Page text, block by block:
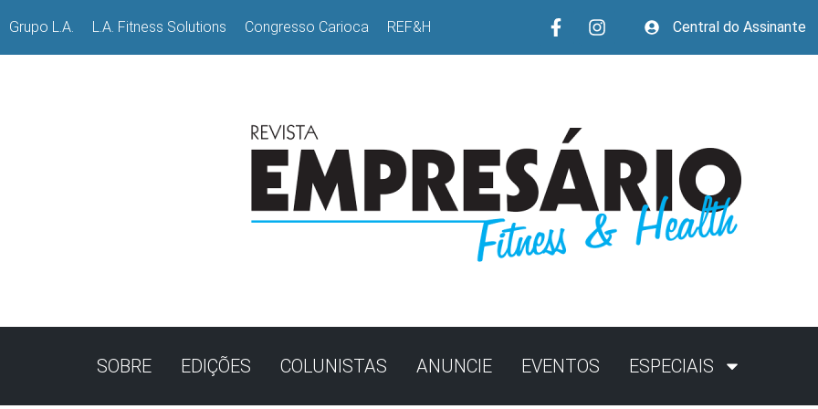
Grupo L.A. L.A. Fitness Solutions Congresso Carioca REF&H Central do Assinante
SOBRE EDIÇÕES COLUNISTAS ANUNCIE EVENTOS ESPECIAIS